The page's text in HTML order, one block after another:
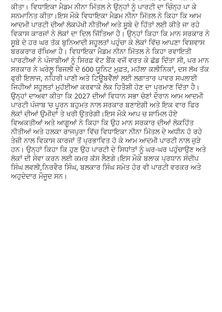
ਕੀਤਾ। ਵਿਧਾਇਕਾ ਮੈਡਮ ਨੀਨਾ ਮਿੱਤਲ ਨੇ ਉਨ੍ਹਾਂ ਨੂੰ ਪਾਰਟੀ ਦਾ ਚਿੰਨ੍ਹ ਪਾ ਕੇ
ਸਨਮਾਨਿਤ ਕੀਤਾ।ਇਸ ਮੌਕੇ ਵਿਧਾਇਕਾ ਮੈਡਮ ਨੀਨਾ ਮਿੱਤਲ ਨੇ ਕਿਹਾ ਕਿ ਆਮ
ਆਦਮੀ ਪਾਰਟੀ ਦੀਆਂ ਲੋਕਪੱਖੀ ਨੀਤੀਆਂ ਅਤੇ ਸੂਬੇ ਦੇ ਹਿੱਤਾਂ ਲਈ ਕੀਤੇ ਜਾ ਰਹੇ
ਵਿਕਾਸ ਕਾਰਜਾਂ ਨੇ ਲੋਕਾਂ ਦਾ ਦਿਲ ਜਿੱਤਿਆ ਹੈ। ਉਨ੍ਹਾਂ ਕਿਹਾ ਕਿ ਮਾਨ ਸਰਕਾਰ ਨੇ
ਸੂਬੇ ਦੇ ਹਰ ਘਰ ਤੱਕ ਬੁਨਿਆਦੀ ਸਹੂਲਤਾਂ ਪਹੁੰਚਾ ਕੇ ਲੋਕਾਂ ਵਿੱਚ ਆਪਣਾ ਵਿਸ਼ਵਾਸ
ਬਰਕਰਾਰ ਰੱਖਿਆ ਹੈ। ਵਿਧਾਇਕਾ ਮੈਡਮ ਨੀਨਾ ਮਿੱਤਲ ਨੇ ਕਿਹਾ ਰਵਾਇਤੀ
ਪਾਰਟੀਆਂ ਨੇ ਪੰਜਾਬੀਆਂ ਨੂੰ ਸਿਰਫ਼ ਵੋਟ ਬੈਂਕ ਵਜੋਂ ਵਰਤ ਕੇ ਛੱਡ ਦਿੱਤਾ ਸੀ, ਪਰ ਮਾਨ
ਸਰਕਾਰ ਨੇ ਘਰੇਲੂ ਬਿਜਲੀ ਦੇ 600 ਯੂਨਿਟ ਮੁਫ਼ਤ, ਮਹੱਲਾ ਕਲੀਨਿਕਾਂ, ਦਸ ਲੱਖ ਤੱਕ
ਫ੍ਰੀ ਇਲਾਜ, ਨਹਿਰੀ ਪਾਣੀ ਅਤੇ ਟਿਊਬਵੈੱਲਾਂ ਲਈ ਲਗਾਤਾਰ ਪਾਵਰ ਸਪਲਾਈ
ਜਿਹੀਆਂ ਸਹੂਲਤਾਂ ਮੁਹੱਈਆ ਕਰਵਾਕੇ ਲੋਕ ਹਿਤੈਸ਼ੀ ਹੋਣ ਦਾ ਪ੍ਰਮਾਣ ਦਿੱਤਾ ਹੈ।
ਉਨ੍ਹਾਂ ਦਾਅਵਾ ਕੀਤਾ ਕਿ 2027 ਦੀਆਂ ਵਿਧਾਨ ਸਭਾ ਚੋਣਾਂ ਦੌਰਾਨ ਆਮ ਆਦਮੀ
ਪਾਰਟੀ ਪੰਜਾਬ ’ਚ ਪੂਰਨ ਬਹੁਮਤ ਨਾਲ ਸਰਕਾਰ ਬਣਾਏਗੀ ਅਤੇ ਇਕ ਵਾਰ ਫਿਰ
ਲੋਕਾਂ ਦੀਆਂ ਉਮੀਦਾਂ ਤੇ ਖਰੀ ਉਤਰੇਗੀ।ਇਸ ਮੌਕੇ ਆਪ ਚ ਸ਼ਾਮਿਲ ਹੋਏ
ਵਿਅਕਤੀਆਂ ਅਤੇ ਆਗੂਆਂ ਨੇ ਕਿਹਾ ਕਿ ਉਹ ਮਾਨ ਸਰਕਾਰ ਦੀਆਂ ਲੋਕਹਿੱਤ
ਨੀਤੀਆਂ ਅਤੇ ਹਲਕਾ ਰਾਜਪੁਰਾ ਵਿੱਚ ਵਿਧਾਇਕਾ ਨੀਨਾ ਮਿੱਤਲ ਦੇ ਅਧੀਨ ਹੋ ਰਹੇ
ਤੇਜ਼ੀ ਨਾਲ ਵਿਕਾਸ ਕਾਰਜਾਂ ਤੋਂ ਪ੍ਰਭਾਵਿਤ ਹੋ ਕੇ ਆਮ ਆਦਮੀ ਪਾਰਟੀ ਨਾਲ ਜੁੜੇ
ਹਨ। ਉਨ੍ਹਾਂ ਕਿਹਾ ਕਿ ਹੁਣ ਉਹ ਪਾਰਟੀ ਦੇ ਸਿਧਾਂਤਾਂ ਨੂੰ ਘਰ-ਘਰ ਪਹੁੰਚਾਉਣ ਅਤੇ
ਲੋਕਾਂ ਦੀ ਸੇਵਾ ਕਰਨ ਲਈ ਕਮਰ ਕੱਸ ਲੈਣਗੇ।ਇਸ ਮੌਕੇ ਬਲਾਕ ਪ੍ਰਧਾਨ ਸੰਦੀਪ
ਸਿੰਘ ਲਵਲੀ,ਨਿਰਵੈਰ ਸਿੰਘ, ਬਲਕਾਰ ਸਿੰਘ ਸਮੇਤ ਹੋਰ ਵੀ ਪਾਰਟੀ ਵਰਕਰ ਅਤੇ
ਅਹੁਦੇਦਾਰ ਮੌਜੂਦ ਸਨ।